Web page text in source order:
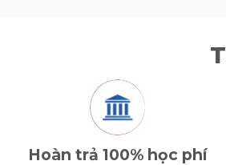
Hoàn trả 100% học phí